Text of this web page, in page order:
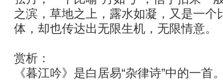
之滨，草地之上，露水如凝，又是一个
体，却也传达出无限生机，无限情意。
赏析：
《暮江吟》是白居易“杂律诗”中的一首